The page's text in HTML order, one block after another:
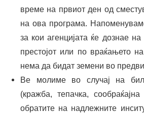
време на првиот ден од
на ова програма.
за кои агенцијата ќе дознае
престојот или по враќањето
нема да бидат земени во
Ве молиме во случај на
(кражба, тепачка,
обратите на надлежните